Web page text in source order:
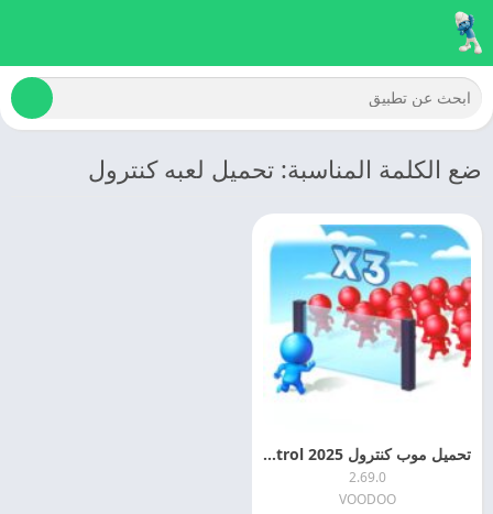
ضع الكلمة المناسبة: تحميل لعبه كنترول
تحميل موب كنترول 2025 Mob Control اخر تحديث
2.69.0
VOODOO